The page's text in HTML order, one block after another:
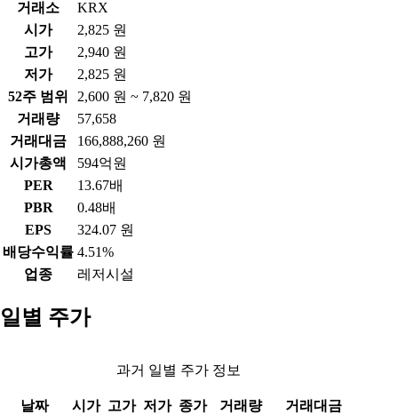
거래소
KRX
시가
2,825 원
고가
2,940 원
저가
2,825 원
52주 범위
2,600 원 ~ 7,820 원
거래량
57,658
거래대금
166,888,260 원
시가총액
594억원
PER
13.67배
PBR
0.48배
EPS
324.07 원
배당수익률 4.51%
업종
레저시설
일별 주가
과거 일별 주가 정보
날짜 시가 고가 저가 종가 거래량
거래대금